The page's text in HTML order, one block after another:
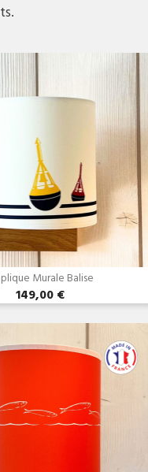
Murale Balise
149,00 €
Aperçu rapide